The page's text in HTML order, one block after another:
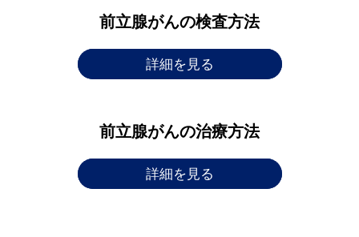
前立腺がんの検査方法
詳細を見る
前立腺がんの治療方法
詳細を見る